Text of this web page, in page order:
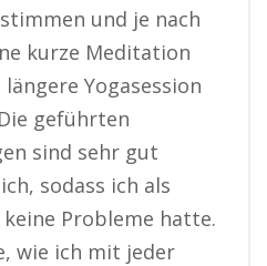
und je nach
kurze Meditation
Yogasession
geführten
sind sehr gut
sodass ich als
Probleme hatte.
wie ich mit jeder